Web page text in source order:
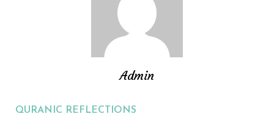
Admin
QURANIC REFLECTIONS